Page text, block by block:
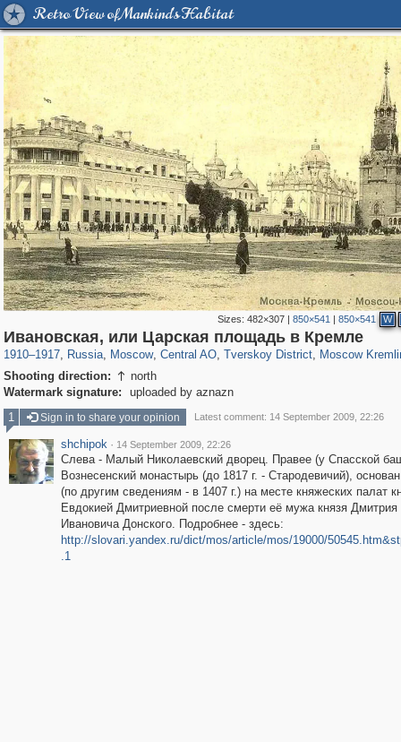
Retro View of Mankind's Habitat
Sizes: 482×307| 850×541 | 850×541 W
Ивановская, или Царская площадь в Кремле
1910–1917, Russia
1,405,774 29,243
, Moscow
319,716 8,286
, Central AO
159,930 5,916
, Tverskoy District
53,016 2,283
, Moscow
5,821 536
Shooting direction:  north
Watermark signature:
uploaded by aznazn
1
Sign in to share your opinion Latest comment: 14 September 2009, 22:26
shchipok · 14 September 2009, 22:26
Слева - Малый Николаевский дворец. Правее (у Спасской
Вознесенский монастырь (до 1817 г. - Стародевичий),
(по другим сведениям - в 1407 г.) на месте княжеских палат
Евдокией Дмитриевной после смерти её мужа князя Дмитрия
Ивановича Донского. Подробнее - здесь:
http://slovari.yandex.ru/dict/mos/article/mos/19000/
.1